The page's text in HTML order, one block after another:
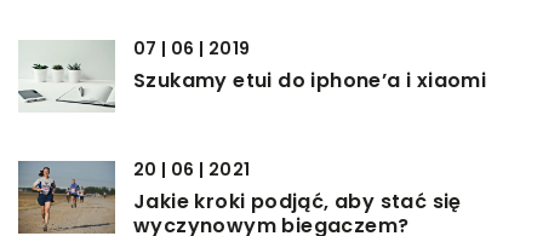
07 | 06 | 2019
Szukamy etui do iphone’a i xiaomi
20 | 06 | 2021
Jakie kroki podjąć, aby stać się
wyczynowym biegaczem?